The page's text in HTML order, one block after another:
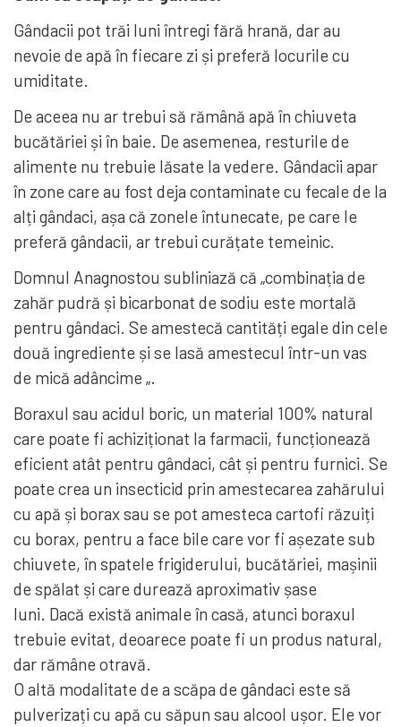
Gândacii pot trăi luni întregi fără hrană, dar au
nevoie de apă în fiecare zi și preferă locurile cu
umiditate.
De aceea nu ar trebui să rămână apă în chiuveta
bucătăriei și în baie. De asemenea, resturile de
alimente nu trebuie lăsate la vedere. Gândacii apar
în zone care au fost deja contaminate cu fecale de la
alți gândaci, așa că zonele întunecate, pe care le
preferă gândacii, ar trebui curățate temeinic.
Domnul Anagnostou subliniază că „combinația de
zahăr pudră și bicarbonat de sodiu este mortală
pentru gândaci. Se amestecă cantități egale din cele
două ingrediente și se lasă amestecul într-un vas
de mică adâncime „.
Boraxul sau acidul boric, un material 100% natural
care poate fi achiziționat la farmacii, funcționează
eficient atât pentru gândaci, cât și pentru furnici. Se
poate crea un insecticid prin amestecarea zahărului
cu apă și borax sau se pot amesteca cartofi răzuiți
cu borax, pentru a face bile care vor fi așezate sub
chiuvete, în spatele frigiderului, bucătăriei, mașinii
de spălat și care durează aproximativ șase
luni. Dacă există animale în casă, atunci boraxul
trebuie evitat, deoarece poate fi un produs natural,
dar rămâne otravă.
O altă modalitate de a scăpa de gândaci este să
pulverizați cu apă cu săpun sau alcool ușor. Ele vor